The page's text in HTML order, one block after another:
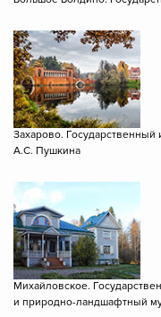
Захарово.
А.С. Пушкина
Михайловское.
и природно-ландшафтный